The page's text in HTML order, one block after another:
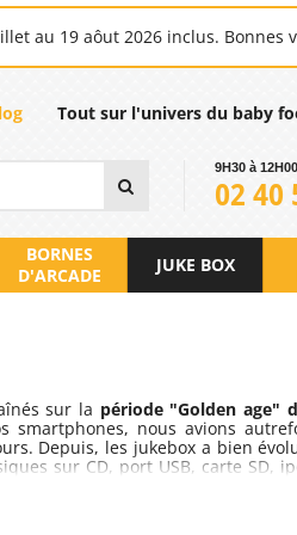
au 19 aôut 2026 inclus. Bonnes
Tout sur l'univers du baby
9H30 à
02 40
BORNES
D'ARCADE
JUKE BOX
sur la période "Golden age"
nous avions
Depuis, les jukebox a bien
sur CD, port USB, carte SD,
de la culture